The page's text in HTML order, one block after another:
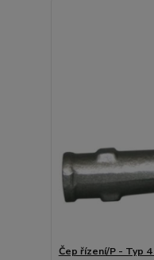
Čep řízení/P - Typ 4